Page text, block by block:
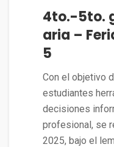
4to.-5to.
aria –
5
Con el objetivo
estudiantes
decisiones
profesional, se
2025, bajo el